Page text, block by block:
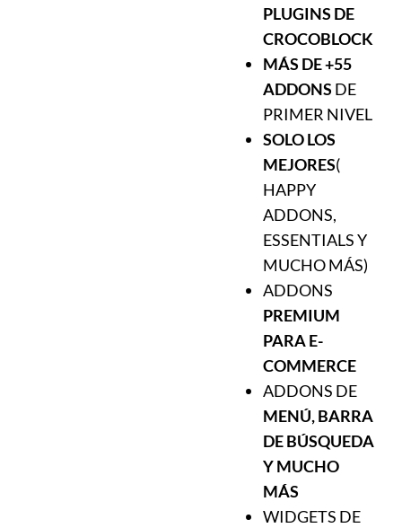
PLUGINS DE
CROCOBLOCK
MÁS DE +55
ADDONS DE
PRIMER NIVEL
SOLO LOS
MEJORES(
HAPPY
ADDONS,
ESSENTIALS Y
MUCHO MÁS)
ADDONS
PREMIUM
PARA E-
COMMERCE
ADDONS DE
MENÚ, BARRA
DE BÚSQUEDA
Y MUCHO
MÁS
WIDGETS DE